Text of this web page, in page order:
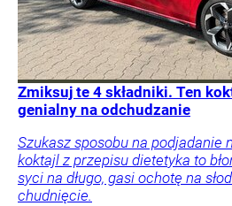
Zmiksuj te 4 składniki. Ten
genialny na odchudzanie
Szukasz sposobu na podjadanie
koktajl z przepisu dietetyka to
syci na długo, gasi ochotę na
chudnięcie.